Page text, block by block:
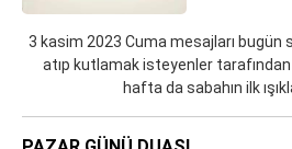
3 kasim 2023 Cuma mesajları bugün
atıp kutlamak isteyenler
hafta da sabahın ilk